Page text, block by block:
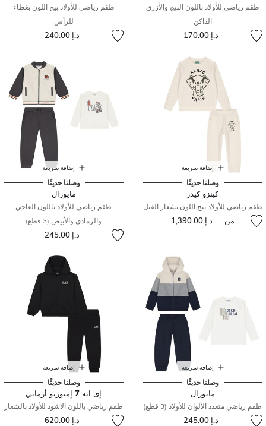
طقم رياضي للأولاد باللون البيج والأزرق
الداكن
د.إ 170.00
طقم رياضي للأولاد بيج اللون بغطاء
للرأس
د.إ 240.00
إضافة سريعة
وصلنا حديثًا
كينزو كيدز
طقم رياضي للأولاد بيج اللون بشعار الفيل
من د.إ 1,390.00
إضافة سريعة
وصلنا حديثًا
مايورال
طقم رياضي للأولاد باللون العاجي
والرمادي والأبيض (3 قطع)
د.إ 245.00
إضافة سريعة
وصلنا حديثًا
مايورال
طقم رياضي متعدد الألوان للأولاد (3 قطع)
د.إ 245.00
إضافة سريعة
وصلنا حديثًا
إى ايه 7 إمبوريو أرماني
طقم رياضي باللون الاشود للأولاد بالشعار
د.إ 620.00